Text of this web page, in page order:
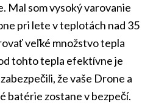
Mal som vysoký varovanie
pri lete v teplotách nad 35
veľké množstvo tepla
tohto tepla efektívne je
že vaše Drone a
​​batérie zostane v bezpečí.